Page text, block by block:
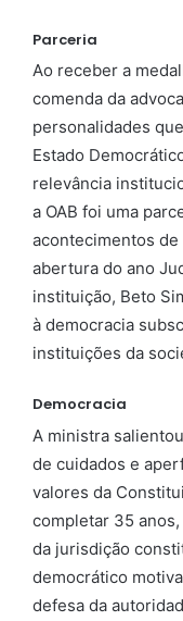
Parceria
Ao receber a
comenda da
personalidades
Estado
relevância
a OAB foi uma
acontecimentos de
abertura do ano
instituição, Beto
à democracia
instituições da
Democracia
A ministra
de cuidados e
valores da
completar 35
da jurisdição
democrático
defesa da